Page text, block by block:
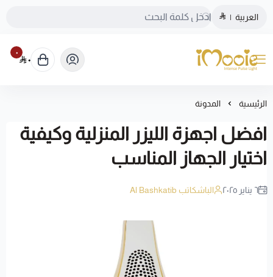
العربية |
الموقع الرسمي ليزر منزلي اي مووي
٠
٠
الرئيسية المدونة
افضل اجهزة الليزر المنزلية وكيفية
اختيار الجهاز المناسب
٦ يناير ٢٠٢٥ الباشكاتب Al Bashkatib